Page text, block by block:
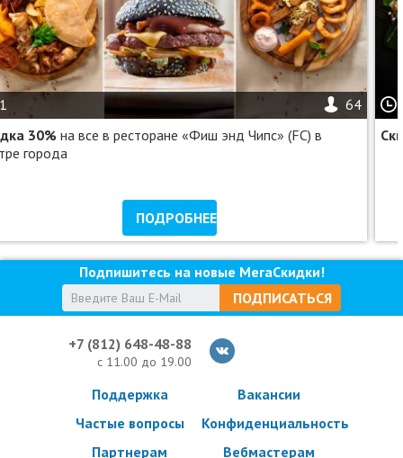
1
64
30% на все в ресторане «Фиш энд Чипс» (FC) в
города
ПОДРОБНЕЕ
Подпишитесь на новые МегаСкидки!
ПОДПИСАТЬСЯ
+7 (812) 648-48-88
с 11.00 до 19.00
Поддержка
Частые вопросы
Партнерам
Вакансии
Конфиденциальность
Вебмастерам